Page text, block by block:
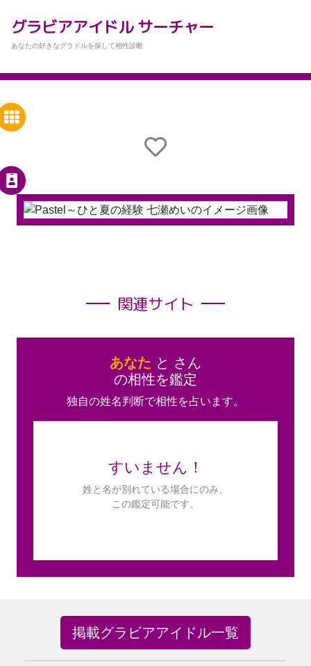
グラビアアイドル サーチャー
あなたの好きなグラドルを探して相性診断
関連サイト
あなた と さん
の相性を鑑定
独自の姓名判断で相性を占います。
すいません！
姓と名が別れている場合にのみ、
この鑑定可能です。
掲載グラビアアイドル一覧